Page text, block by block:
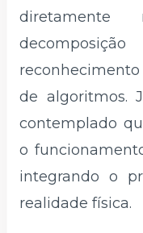
de algoritmos.
contemplado
o
integrando o
realidade física.